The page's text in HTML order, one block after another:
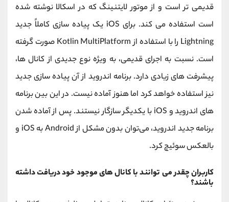
قدیمی تر است و از موتور لایتنینگ که در اسکالا نوشته شده
است استفاده می کند. برای iOS یک پیاده‌ سازی کاملاً جدید
Lightning را با استفاده از Kotlin MultiPlatform صورت گرفته
است. نسبت به اجرای قدیمی، به ویژه نوع جدیدی از کانال ها،
پیشرفت های زیادی دارد. برنامه اندروید از آن پیاده سازی جدید
نیز استفاده خواهد کرد اما هنوز آماده نیست. در این بین برنامه
های اندروید و iOS با یکدیگر سازگار نیستند. پس از آماده شدن
برنامه جدید اندروید، می‌توان بدون مشکل از Android به iOS و
بالعکس سوئیچ کرد.
کاربران چقدر می توانند با کانال های موجود خود دریافت داشته
باشند؟